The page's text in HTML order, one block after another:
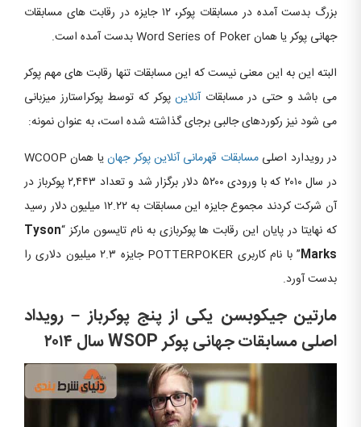
بزرگ بدست آمده در مسابقات پوکر، ۱۲ جایزه در رقابت های مسابقات
جهانی پوکر یا همان Word Series of Poker بدست آمده است.
البته این به این معنی نیست که این مسابقات تنها رقابت های مهم پوکر
می باشد و حتی در مسابقاتآنلاینپوکر که توسط پوکراستارز میزبانی
می شود نیز رکوردهای جالبی برجای گذاشته شده است، به عنوان نمونه:
در رویدارد اصلیمسابقات قهرمانی آنلاین پوکر جهان
یا همان WCOOP
در سال ۲۰۱۰ که با ورودی ۵۲۰۰ دلار برگزار شد و تعداد ۲,۴۴۳ پوکرباز در
آن شرکت کردند مجموع جایزه این مسابقات به ۱۲.۲۲ میلیون دلار رسید
که نهایتا در پایان این رقابت ها پوکربازی به نام تایسون مارکز “Tyson
Marks
” با نام کاربری POTTERPOKER جایزه ۲.۳ میلیون دلاری را
بدست آورد.
مارتین جیکوبسن یکی از پنج پوکرباز – رویداد
اصلی مسابقات جهانی پوکر WSOP سال ۲۰۱۴